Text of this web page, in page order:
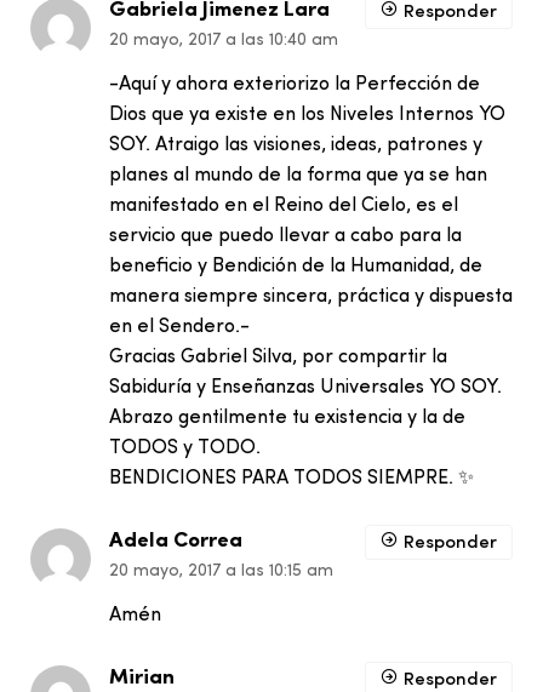
Gabriela Jimenez Lara
20 mayo, 2017 a las 10:40 am
-Aquí y ahora exteriorizo la Perfección de
Dios que ya existe en los Niveles Internos YO
SOY. Atraigo las visiones, ideas, patrones y
planes al mundo de la forma que ya se han
manifestado en el Reino del Cielo, es el
servicio que puedo llevar a cabo para la
beneficio y Bendición de la Humanidad, de
manera siempre sincera, práctica y dispuesta
en el Sendero.-
Gracias Gabriel Silva, por compartir la
Sabiduría y Enseñanzas Universales YO SOY.
Abrazo gentilmente tu existencia y la de
TODOS y TODO.
BENDICIONES PARA TODOS SIEMPRE. ✨
Responder
Adela Correa
20 mayo, 2017 a las 10:15 am
Amén
Responder
Mirian Responder